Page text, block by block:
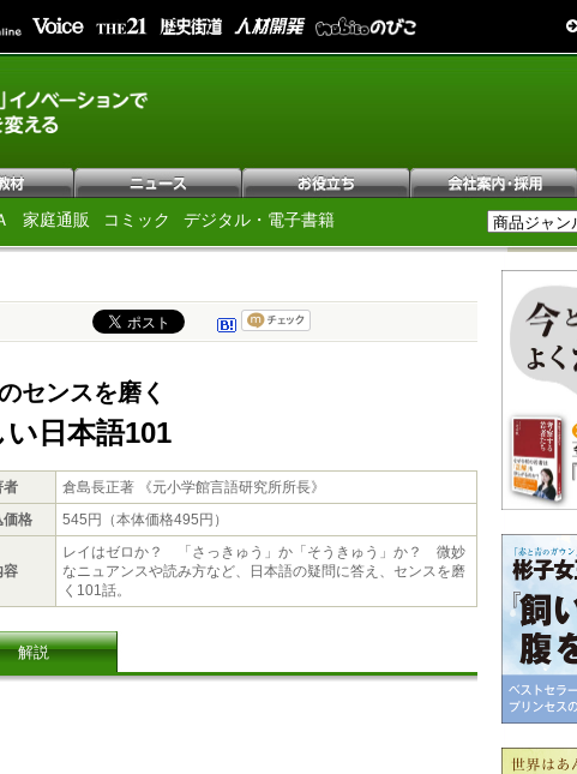
家庭通販 コミック デジタル・電子書籍
センスを磨く
い日本語101
者
倉島長正著 《元小学館言語研究所所長》
価格
545円（本体価格495円）
容
レイはゼロか？ 「さっきゅう」か「そうきゅう」か？ 微妙
なニュアンスや読み方など、日本語の疑問に答え、センスを磨
く101話。
解説